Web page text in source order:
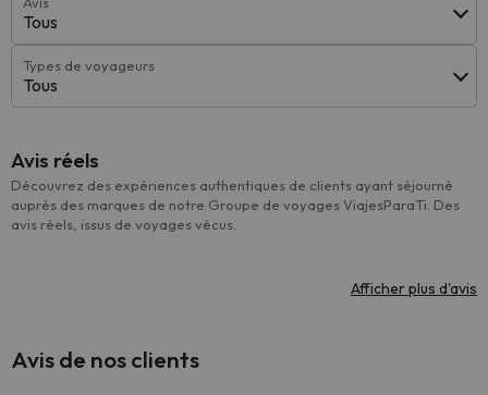
Tous
Types de voyageurs
Tous
Avis réels
Découvrez des expériences authentiques de clients ayant séjourné
auprès des marques de notre Groupe de voyages ViajesParaTi. Des
avis réels, issus de voyages vécus.
Afficher plus d'avis
Avis de nos clients